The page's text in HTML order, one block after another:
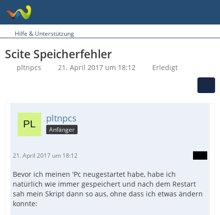
Hilfe & Unterstützung
Scite Speicherfehler
pltnpcs 21. April 2017 um 18:12 Erledigt
pltnpcs
Anfänger
21. April 2017 um 18:12
Bevor ich meinen 'Pc neugestartet habe, habe ich
natürlich wie immer gespeichert und nach dem Restart
sah mein Skript dann so aus, ohne dass ich etwas ändern
konnte: